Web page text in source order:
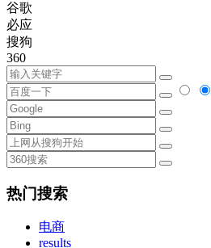
谷歌
必应
搜狗
360
热门搜索
电商
results